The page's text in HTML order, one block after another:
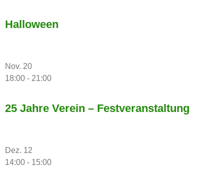
Halloween
Nov. 20
18:00 - 21:00
25 Jahre Verein – Festveranstaltung
Dez. 12
14:00 - 15:00